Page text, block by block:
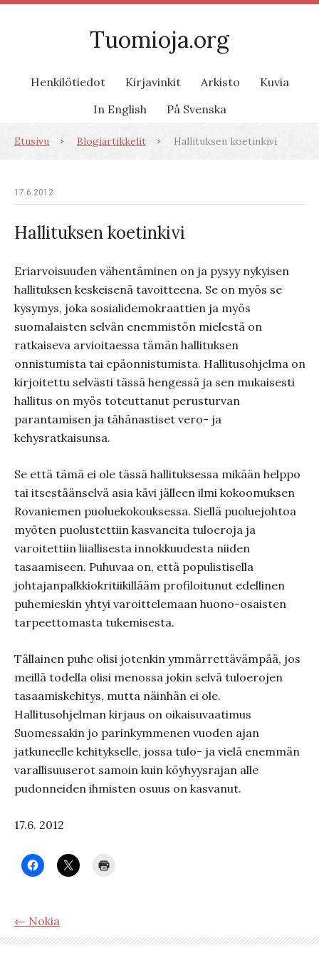
Tuomioja.org
Henkilötiedot Kirjavinkit Arkisto
Kuvia
In English
På Svenska
Etusivu Blogiartikkelit Hallituksen koetinkivi
17.6.2012
Hallituksen koetinkivi
Eriarvoisuuden vähentäminen on ja pysyy nykyisen
hallituksen keskeisenä tavoitteena. Se on myös se
kysymys, joka sosialidemokraattien ja myös
suomalaisten selvän enemmistön mielestä on
ratkaiseva arvioitaessa tämän hallituksen
onnistumista tai epäonnistumista. Hallitusohjelma on
kirjoitettu selvästi tässä hengessä ja sen mukaisesti
hallitus on myös toteuttanut perusturvan
parantamisen ja tähänastiset vero- ja
kehysratkaisunsa.
Se että tämä ei ole tässä hallituksessa mikään helppo
tai itsestäänselvä asia kävi jälleen ilmi kokoomuksen
Rovaniemen puoluekokouksessa. Siellä puoluejohtoa
myöten puolustettiin kasvaneita tuloeroja ja
varoitettiin liiallisesta innokkuudesta niiden
tasaamiseen. Puhuvaa on, että populistisella
johtajanpalkkiokritiikillääm profiloitunut edellinen
puhemieskin yhtyi varoittelemaan huono-osaisten
tarpeettomasta tukemisesta.
Tällainen puhe olisi jotenkin ymmärrettävämpää, jos
meillä todella olisi menossa jokin selvä tuloerojen
tasaamiskehitys, mutta näinhän ei ole.
Hallitusohjelman kirjaus on oikaisuvaatimus
Suomessakin jo parinkymmenen vuoden ajan
jatkuneelle kehitykselle, jossa tulo- ja vielä enemmän
varallisuuserot samoin kuin köyhyysrajan alle
pudonneiden ihmisten osuus on kasvanut.
17.6. 2012
← Nokia